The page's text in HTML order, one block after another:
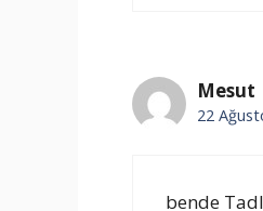
Mesut
22
bende